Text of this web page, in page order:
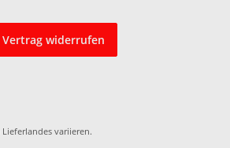
Vertrag widerrufen
Lieferlandes variieren.